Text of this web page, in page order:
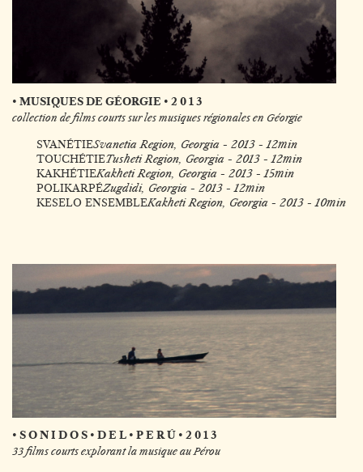
• MUSIQUES DE GÉORGIE • 2 0 1 3
collection de films courts sur les musiques régionales en Géorgie
SVANÉTIESvanetia Region, Georgia - 2013 - 12min
TOUCHÉTIETusheti Region, Georgia - 2013 - 12min
KAKHÉTIEKakheti Region, Georgia - 2013 - 15min
POLIKARPÉZugdidi, Georgia - 2013 - 12min
KESELO ENSEMBLEKakheti Region, Georgia - 2013 - 10min
• S O N I D O S • D E L • P E R Ú • 2 0 1 3
33 films courts explorant la musique au Pérou